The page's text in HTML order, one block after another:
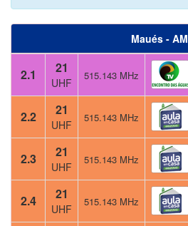
Maués - AM
2.1 21
UHF
515.143 MHz
2.2 21
UHF
515.143 MHz
2.3 21
UHF
515.143 MHz
2.4 21
UHF
515.143 MHz